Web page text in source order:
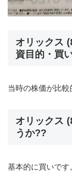
オリックス
資目的・買
当時の株価が比較
オリックス
うか??
基本的に買いです